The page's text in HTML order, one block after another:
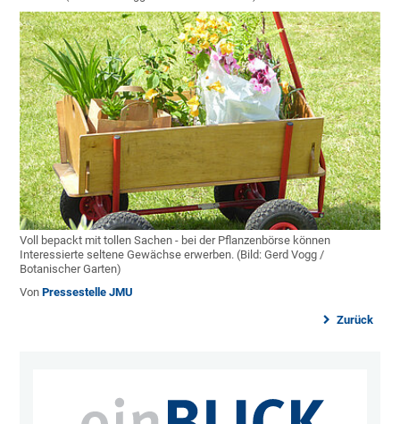
Voll bepackt mit tollen Sachen - bei der Pflanzenbörse können
Interessierte seltene Gewächse erwerben. (Bild: Gerd Vogg /
Botanischer Garten)
VonPressestelle JMU
Zurück